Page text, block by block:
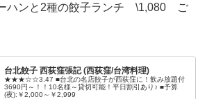
ハンと2種の餃子ランチ \1,080 ご
台北餃子 西荻窪張記 (西荻窪/台湾料理)
★★★☆☆3.47 ■台北の名店餃子が西荻窪に！飲み放題付
3690円～！！10名様～貸切可能！平日割引あり♪ ■予算
(夜):￥2,000～￥2,999